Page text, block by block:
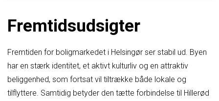
Fremtidsudsigter
Fremtiden for boligmarkedet i Helsingør ser stabil ud. Byen
har en stærk identitet, et aktivt kulturliv og en attraktiv
beliggenhed, som fortsat vil tiltrække både lokale og
tilflyttere. Samtidig betyder den tætte forbindelse til Hillerød